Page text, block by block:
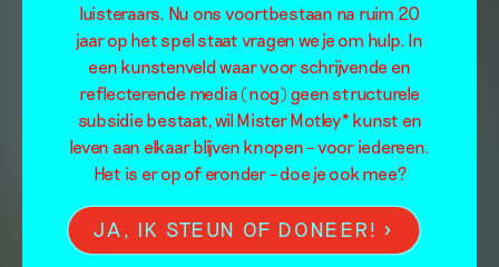
luisteraars. Nu ons voortbestaan na ruim 20
jaar op het spel staat vragen we je om hulp. In
een kunstenveld waar voor schrijvende en
reflecterende media (nog) geen structurele
subsidie bestaat, wil Mister Motley* kunst en
leven aan elkaar blijven knopen – voor iedereen.
Het is er op of eronder – doe je ook mee?
JA, IK STEUN OF DONEER!